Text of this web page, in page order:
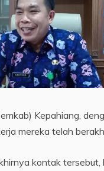
Kepahiang,
mereka telah
kontak